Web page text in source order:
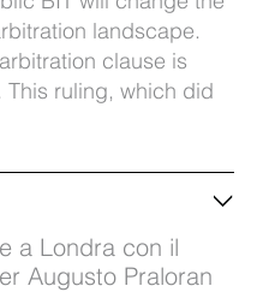
landscape.
clause is
ruling, which did
a Londra con il
Augusto Praloran